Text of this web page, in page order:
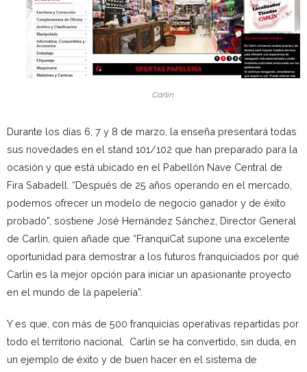
Carlin
Durante los días 6, 7 y 8 de marzo, la enseña presentará todas
sus novedades en el stand 101/102 que han preparado para la
ocasión y que está ubicado en el Pabellón Nave Central de
Fira Sabadell. “Después de 25 años operando en el mercado,
podemos ofrecer un modelo de negocio ganador y de éxito
probado”, sostiene José Hernández Sánchez, Director General
de Carlin, quien añade que “FranquiCat supone una excelente
oportunidad para demostrar a los futuros franquiciados por qué
Carlin es la mejor opción para iniciar un apasionante proyecto
en el mundo de la papelería”.
Y es que, con más de 500 franquicias operativas repartidas por
todo el territorio nacional, Carlin se ha convertido, sin duda, en
un ejemplo de éxito y de buen hacer en el sistema de